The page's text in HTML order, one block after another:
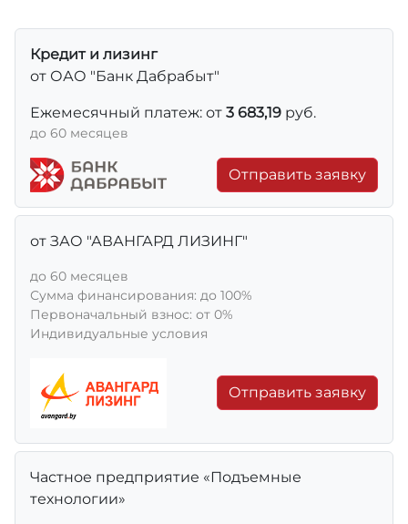
Кредит и лизинг
от ОАО "Банк Дабрабыт"
Ежемесячный платеж: от 3 683,19 руб.
до 60 месяцев
Отправить заявку
от ЗАО "АВАНГАРД ЛИЗИНГ"
до 60 месяцев
Сумма финансирования: до 100%
Первоначальный взнос: от 0%
Индивидуальные условия
Отправить заявку
Частное предприятие «Подъемные
технологии»